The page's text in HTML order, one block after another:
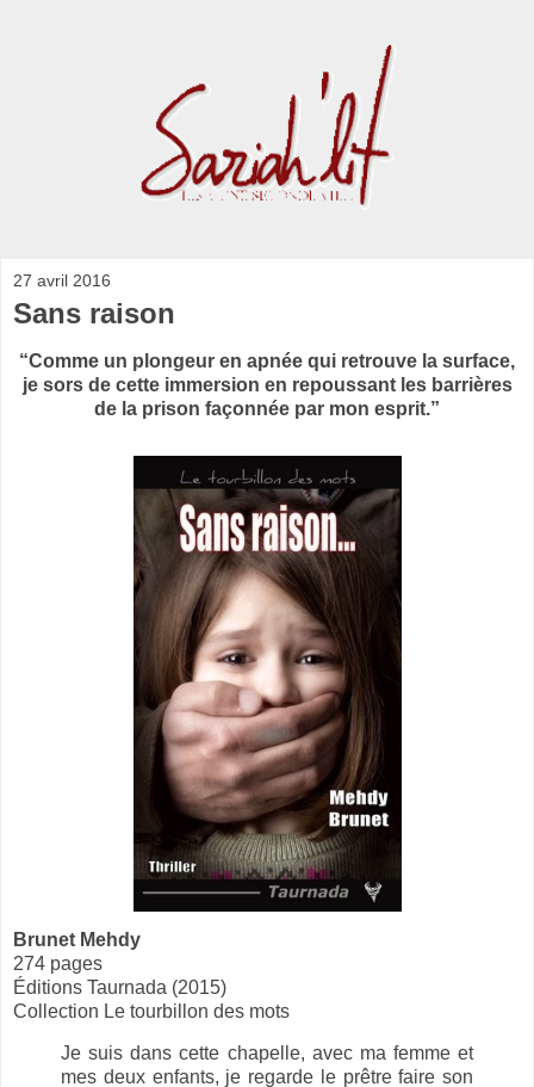
27 avril 2016
Sans raison
“Comme un plongeur en apnée qui retrouve la surface,
je sors de cette immersion en repoussant les barrières
de la prison façonnée par mon esprit.”
Brunet Mehdy
274 pages
Éditions Taurnada (2015)
Collection Le tourbillon des mots
Je suis dans cette chapelle, avec ma femme et
mes deux enfants, je regarde le prêtre faire son